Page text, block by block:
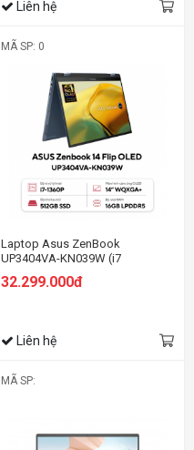
Liên hệ
MÃ SP: 0
Laptop Asus ZenBook
UP3404VA-KN039W (i7
1360P/16GB RAM/512GB
SSD/14 Oled Cảm
32.299.000đ
Liên hệ
MÃ SP: